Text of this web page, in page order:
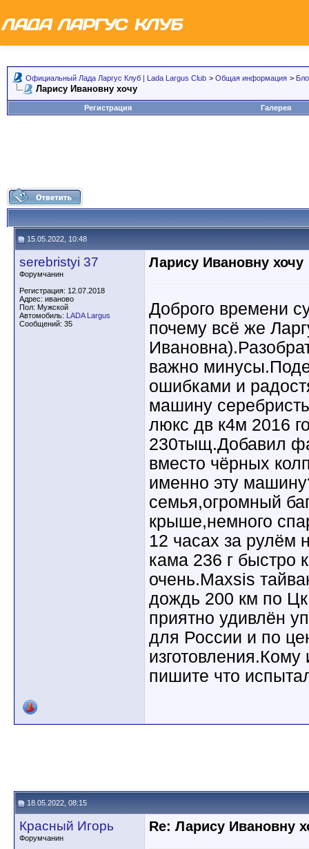
Официальный Лада Ларгус Клуб | Lada Largus Club > Общая информация >
Ларису Ивановну хочу
Регистрация Галерея
15.05.2022, 10:48
serebristyi 37
Форумчанин
Регистрация: 12.07.2018
Адрес: иваново
Пол: Мужской
Автомобиль: LADA Largus
Сообщений: 35
Ларису Ивановну хочу
Доброго времени
почему всё же
важно
ошибками и
машину
люкс дв к4м 2016
230тыщ.Добавил
вместо чёрных
именно эту
семья,огромный
крыше,немного
12 часах за рулём
кама 236 г быстро
очень.Maxsis
дождь 200 км по
приятно удивлён
для России и по
пишите что
18.05.2022, 08:15
Красный Игорь
Форумчанин
Re: Ларису Ивановну